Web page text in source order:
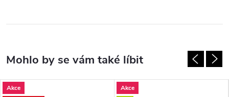
Akce
Akce